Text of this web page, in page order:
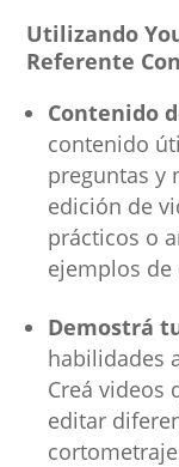
Utilizando
Referente
Contenido
contenido
preguntas y
edición de
prácticos o
ejemplos
Demostrá
habilidades
Creá videos
editar